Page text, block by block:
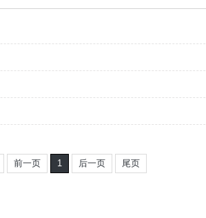
前一页 1 后一页 尾页